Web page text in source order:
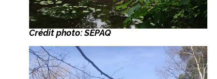
Crédit photo: SÉPAQ